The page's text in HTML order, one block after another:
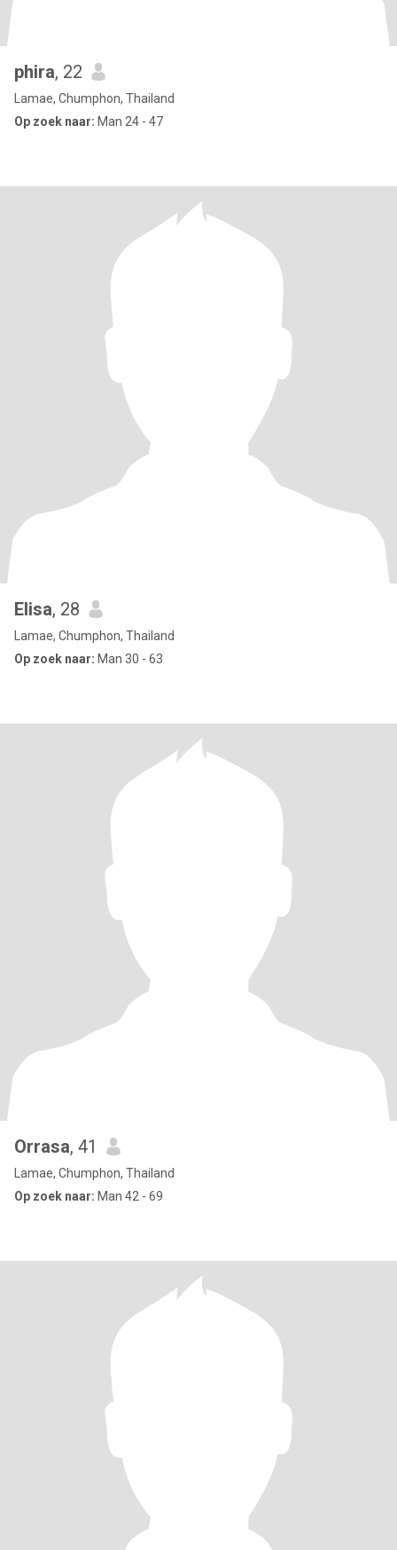
phira, 22
Lamae, Chumphon, Thailand
Op zoek naar: Man 24 - 47
Elisa, 28
Lamae, Chumphon, Thailand
Op zoek naar: Man 30 - 63
Orrasa, 41
Lamae, Chumphon, Thailand
Op zoek naar: Man 42 - 69